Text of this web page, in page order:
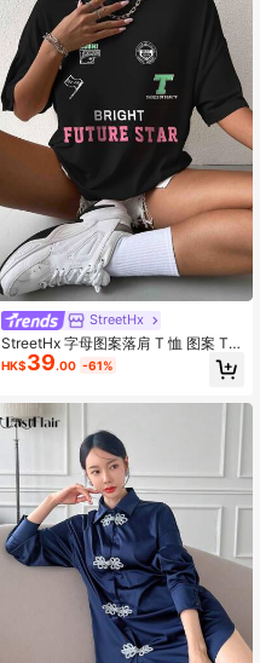
StreetHx
StreetHx 字母图案落肩 T 恤 图案 T
恤 女式上衣
HK$39.00 -61%